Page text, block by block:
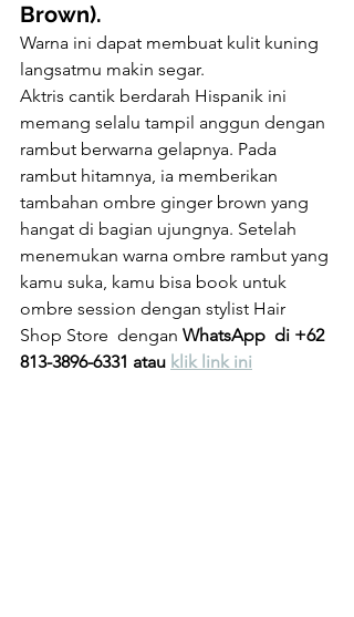
Brown).
Warna ini dapat membuat kulit kuning
langsatmu makin segar.
Aktris cantik berdarah Hispanik ini
memang selalu tampil anggun dengan
rambut berwarna gelapnya. Pada
rambut hitamnya, ia memberikan
tambahan ombre ginger brown yang
hangat di bagian ujungnya. Setelah
menemukan warna ombre rambut yang
kamu suka, kamu bisa book untuk
ombre session dengan stylist Hair
Shop Store  dengan WhatsApp  di +62
813-3896-6331 atau klik link ini